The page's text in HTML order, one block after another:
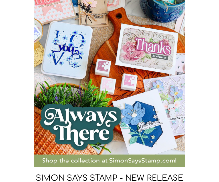
SIMON SAYS STAMP - NEW RELEASE